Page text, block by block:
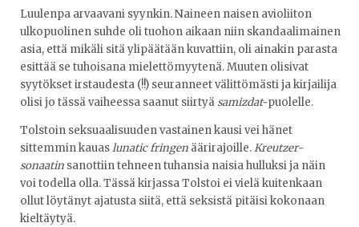
Luulenpa arvaavani syynkin. Naineen naisen avioliiton
ulkopuolinen suhde oli tuohon aikaan niin skandaalimainen
asia, että mikäli sitä ylipäätään kuvattiin, oli ainakin parasta
esittää se tuhoisana mielettömyytenä. Muuten olisivat
syytökset irstaudesta (!!) seuranneet välittömästi ja kirjailija
olisi jo tässä vaiheessa saanut siirtyäsamizdat-puolelle.
Tolstoin seksuaalisuuden vastainen kausi vei hänet
sittemmin kauaslunatic fringen äärirajoille.Kreutzer-
sonaatin sanottiin tehneen tuhansia naisia hulluksi ja näin
voi todella olla. Tässä kirjassa Tolstoi ei vielä kuitenkaan
ollut löytänyt ajatusta siitä, että seksistä pitäisi kokonaan
kieltäytyä.